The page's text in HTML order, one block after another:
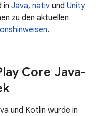
in Java, nativ und Unity
zu den aktuellen
.
Core Java-
und Kotlin wurde in